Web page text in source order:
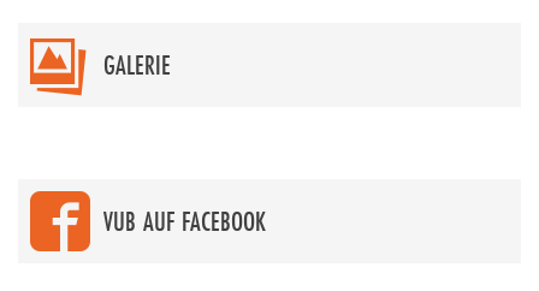
GALERIE
VUB AUF FACEBOOK